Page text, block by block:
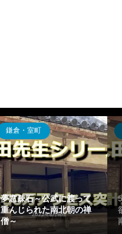
鎌倉・室町
夢窓疎石～公武に渡って
重んじられた南北朝の禅
僧～